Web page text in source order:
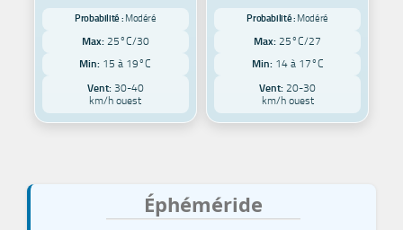
Probabilité : Modéré
Max: 25°C/30
Min: 15 à 19°C
Vent:30-40
km/h ouest
Probabilité : Modéré
Max: 25°C/27
Min: 14 à 17°C
Vent: 20-30
km/h ouest
Éphéméride